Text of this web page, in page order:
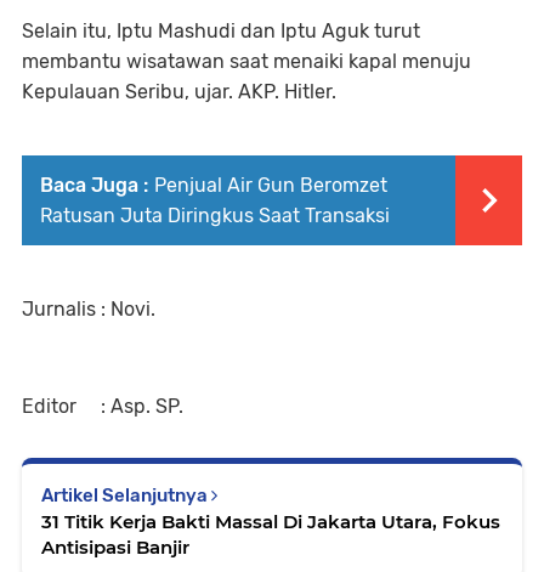
Selain itu, Iptu Mashudi dan Iptu Aguk turut
membantu wisatawan saat menaiki kapal menuju
Kepulauan Seribu, ujar. AKP. Hitler.
Baca Juga : Penjual Air Gun Beromzet
Ratusan Juta Diringkus Saat Transaksi
Jurnalis : Novi.
Editor : Asp. SP.
Artikel Selanjutnya
31 Titik Kerja Bakti Massal Di Jakarta Utara, Fokus
Antisipasi Banjir